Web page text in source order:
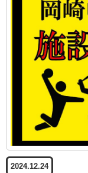
2024.12.24